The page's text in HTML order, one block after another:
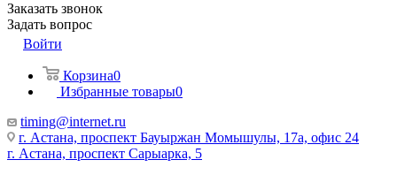
Заказать звонок
Задать вопрос
Войти
Корзина0
Избранные товары0
timing@internet.ru
г. Астана, проспект Бауыржан Момышулы, 17а, офис 24
г. Астана, проспект Сарыарка, 5